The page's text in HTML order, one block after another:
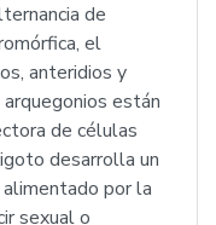
de
el
anteridios y
están
de células
desarrolla un
por la
sexual o